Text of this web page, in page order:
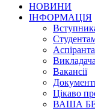
НОВИНИ
ІНФОРМАЦІЯ
Вакансії
Цікаво
ВАША